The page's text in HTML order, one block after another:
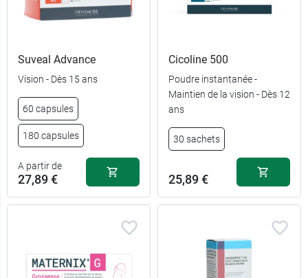
Suveal Advance
Vision - Dès 15 ans
60 capsules
180 capsules
A partir de
27,89 €
Cicoline 500
Poudre instantanée -
Maintien de la vision - Dès 12
ans
30 sachets
25,89 €